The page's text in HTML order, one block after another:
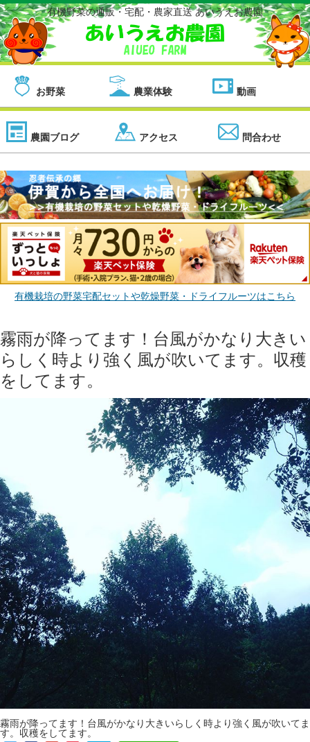
有機野菜の通販・宅配・農家直送 あいうえお農園
お野菜 農業体験 動画
農園ブログ アクセス 問合わせ
有機栽培の野菜宅配セットや乾燥野菜・ドライフルーツはこちら
霧雨が降ってます！台風がかなり大きい
らしく時より強く風が吹いてます。収穫
をしてます。
霧雨が降ってます！台風がかなり大きいらしく時より強く風が吹いてま
す。収穫をしてます。